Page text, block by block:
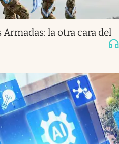
Armadas: la otra cara del